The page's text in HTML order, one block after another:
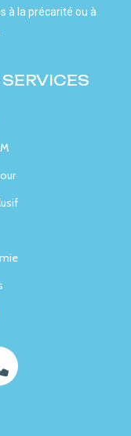
à la précarité ou à